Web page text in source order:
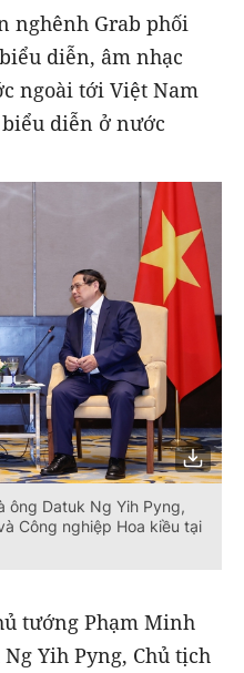
nghênh Grab phối
diễn, âm nhạc
ngoài tới Việt Nam
diễn ở nước
ông Datuk Ng Yih Pyng,
Công nghiệp Hoa kiều tại
tướng Phạm Minh
Yih Pyng, Chủ tịch